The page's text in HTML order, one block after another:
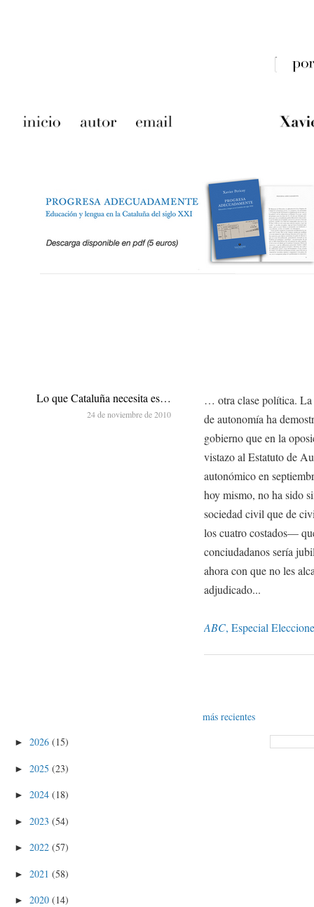
… otra clase política. La
de autonomía ha
gobierno que en la
vistazo al Estatuto de
autonómico en
hoy mismo, no ha sido
sociedad civil que de
los cuatro costados—
conciudadanos sería
ahora con que no les
adjudicado...
ABC, Especial
Lo que Cataluña necesita es…
24 de noviembre de 2010
más recientes
► 2026 (15)
► 2025 (23)
► 2024 (18)
► 2023 (54)
► 2022 (57)
► 2021 (58)
► 2020 (14)